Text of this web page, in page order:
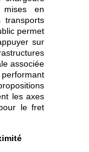
en
transports
permet
sur
associée
les axes
le fret